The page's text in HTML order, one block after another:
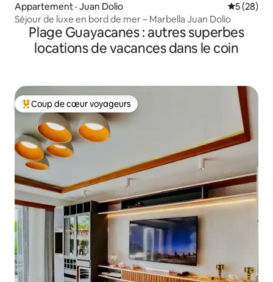
Appartement · Juan Dolio Note
5 (28)
Séjour de luxe en bord de mer – Marbella Juan Dolio
Plage Guayacanes : autres superbes
locations de vacances dans le coin
Coup de cœur voyageurs parmi les plus aimés
Coup de cœur voyageurs